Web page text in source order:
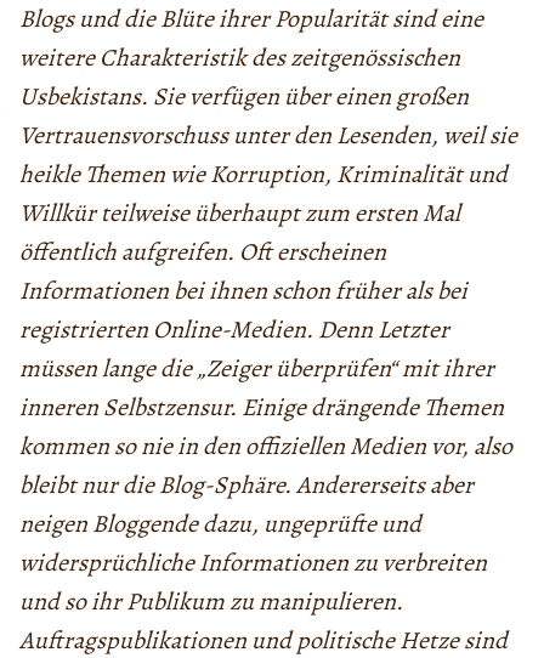
Blogs und die Blüte ihrer Popularität sind eine
weitere Charakteristik des zeitgenössischen
Usbekistans. Sie verfügen über einen großen
Vertrauensvorschuss unter den Lesenden, weil sie
heikle Themen wie Korruption, Kriminalität und
Willkür teilweise überhaupt zum ersten Mal
öffentlich aufgreifen. Oft erscheinen
Informationen bei ihnen schon früher als bei
registrierten Online-Medien. Denn Letzter
müssen lange die „Zeiger überprüfen“ mit ihrer
inneren Selbstzensur. Einige drängende Themen
kommen so nie in den offiziellen Medien vor, also
bleibt nur die Blog-Sphäre. Andererseits aber
neigen Bloggende dazu, ungeprüfte und
widersprüchliche Informationen zu verbreiten
und so ihr Publikum zu manipulieren.
Auftragspublikationen und politische Hetze sind